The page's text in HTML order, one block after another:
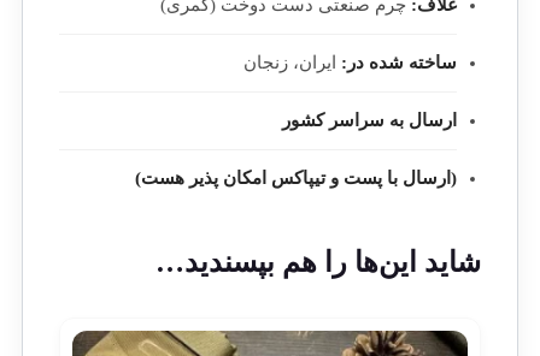
غلاف: چرم صنعتی دست دوخت (کمری)
ساخته شده در: ایران، زنجان
ارسال به سراسر کشور
(ارسال با پست و تیپاکس امکان پذیر هست)
شاید این‌ها را هم بپسندید…